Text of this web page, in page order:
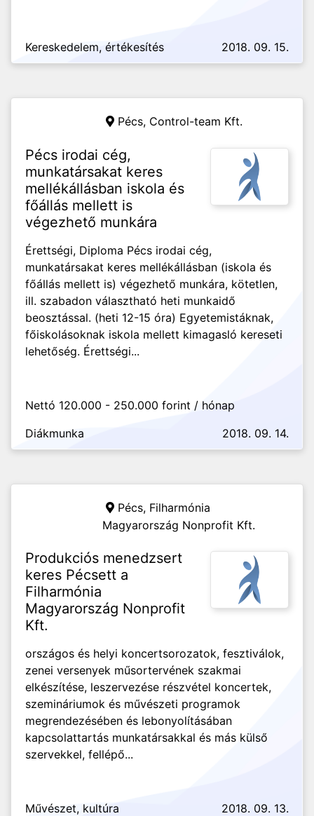
Kereskedelem, értékesítés 2018. 09. 15.
Pécs, Control-team Kft.
Pécs irodai cég,
munkatársakat keres
mellékállásban iskola és
főállás mellett is
végezhető munkára
Érettségi, Diploma Pécs irodai cég,
munkatársakat keres mellékállásban (iskola és
főállás mellett is) végezhető munkára, kötetlen,
ill. szabadon választható heti munkaidő
beosztással. (heti 12-15 óra) Egyetemistáknak,
főiskolásoknak iskola mellett kimagasló kereseti
lehetőség. Érettségi...
Nettó 120.000 - 250.000 forint / hónap
Diákmunka
2018. 09. 14.
Pécs, Filharmónia
Magyarország Nonprofit Kft.
Produkciós menedzsert
keres Pécsett a
Filharmónia
Magyarország Nonprofit
Kft.
országos és helyi koncertsorozatok, fesztiválok,
zenei versenyek műsortervének szakmai
elkészítése, leszervezése részvétel koncertek,
szemináriumok és művészeti programok
megrendezésében és lebonyolításában
kapcsolattartás munkatársakkal és más külső
szervekkel, fellépő...
Művészet, kultúra 2018. 09. 13.